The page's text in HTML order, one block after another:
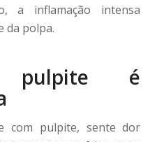
a inflamação intensa
da polpa.
pulpite é
com pulpite, sente dor